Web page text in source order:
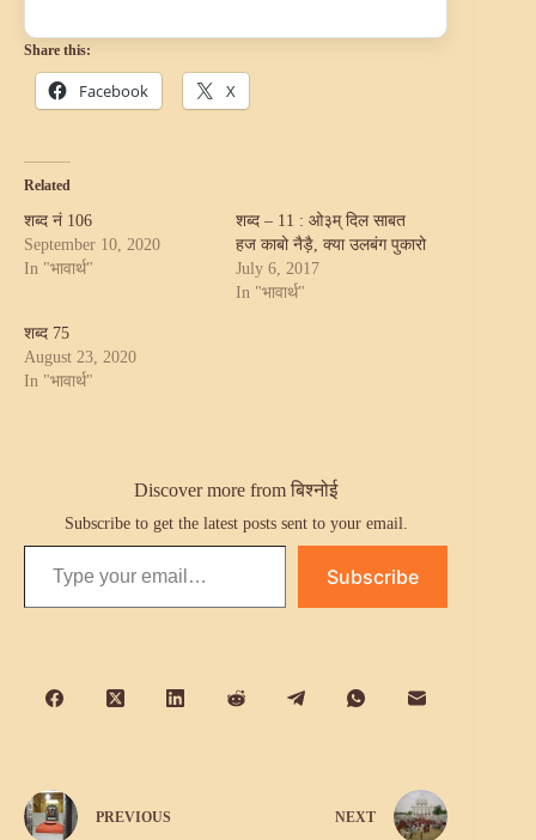
Share this:
Facebook X
Related
शब्द नं 106
September 10, 2020
In "भावार्थ"
शब्द – 11 : ओ३म् दिल साबत
हज काबो नैड़ै, क्या उलबंग पुकारो
July 6, 2017
In "भावार्थ"
शब्द 75
August 23, 2020
In "भावार्थ"
Discover more from बिश्नोई
Subscribe to get the latest posts sent to your email.
Type your email…
Subscribe
PREVIOUS NEXT